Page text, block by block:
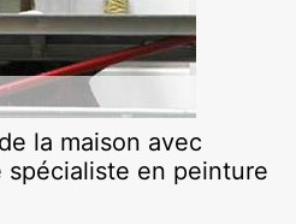
la maison avec
en peinture